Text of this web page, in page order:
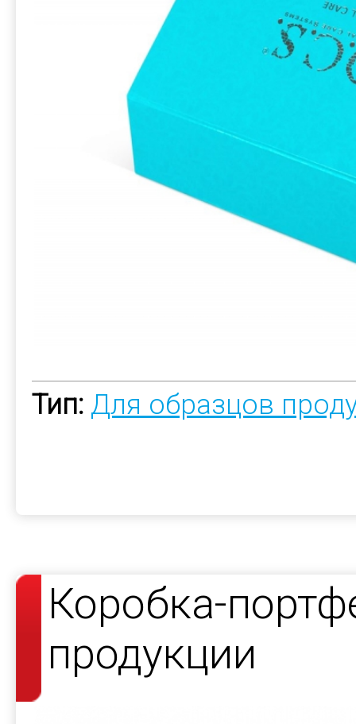
Тип: Для образцов
Коробка-
продукции